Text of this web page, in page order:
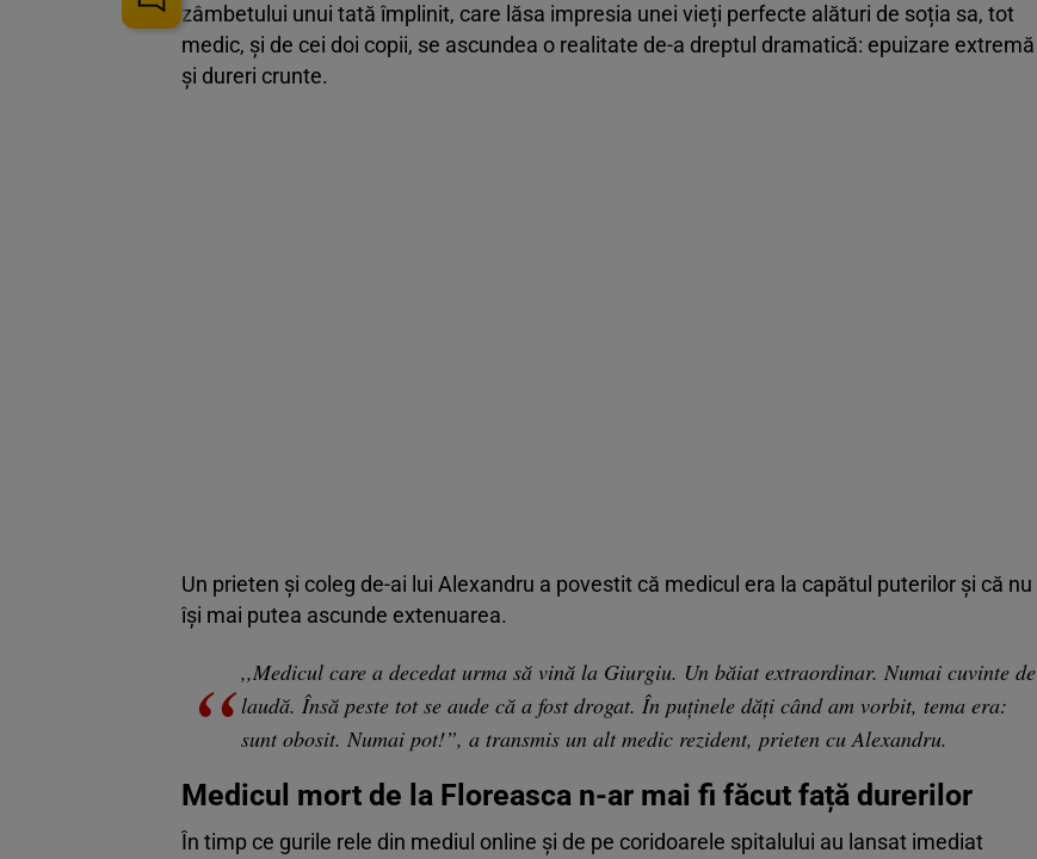
zâmbetului unui tată împlinit, care lăsa impresia unei vieți perfecte alături de soția sa, tot
medic, și de cei doi copii, se ascundea o realitate de-a dreptul dramatică: epuizare extremă
și dureri crunte.
Un prieten și coleg de-ai lui Alexandru a povestit că medicul era la capătul puterilor și că nu
își mai putea ascunde extenuarea.
,,Medicul care a decedat urma să vină la Giurgiu. Un băiat extraordinar. Numai cuvinte de
laudă. Însă peste tot se aude că a fost drogat. În puținele dăți când am vorbit, tema era:
sunt obosit. Numai pot!”, a transmis un alt medic rezident, prieten cu Alexandru.
Medicul mort de la Floreasca n-ar mai fi făcut față durerilor
În timp ce gurile rele din mediul online și de pe coridoarele spitalului au lansat imediat